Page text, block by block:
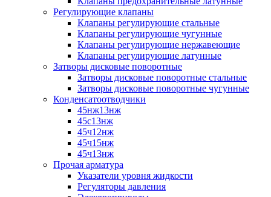
Регулирующие клапаны
Клапаны регулирующие стальные
Клапаны регулирующие чугунные
Клапаны регулирующие нержавеющие
Клапаны регулирующие латунные
Затворы дисковые поворотные
Затворы дисковые поворотные стальные
Затворы дисковые поворотные чугунные
Конденсатоотводчики
45нж13нж
45с13нж
45ч12нж
45ч15нж
45ч13нж
Прочая арматура
Указатели уровня жидкости
Регуляторы давления